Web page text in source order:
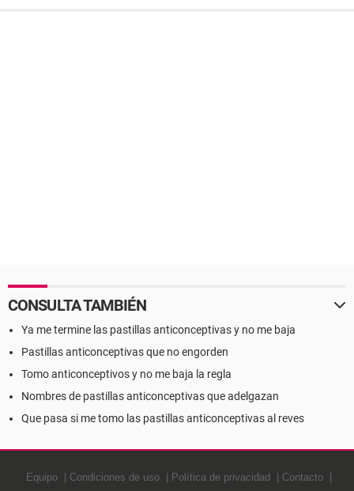
CONSULTA TAMBIÉN
Ya me termine las pastillas anticonceptivas y no me baja
Pastillas anticonceptivas que no engorden
Tomo anticonceptivos y no me baja la regla
Nombres de pastillas anticonceptivas que adelgazan
Que pasa si me tomo las pastillas anticonceptivas al reves
Equipo Condiciones de uso Política de privacidad Contacto